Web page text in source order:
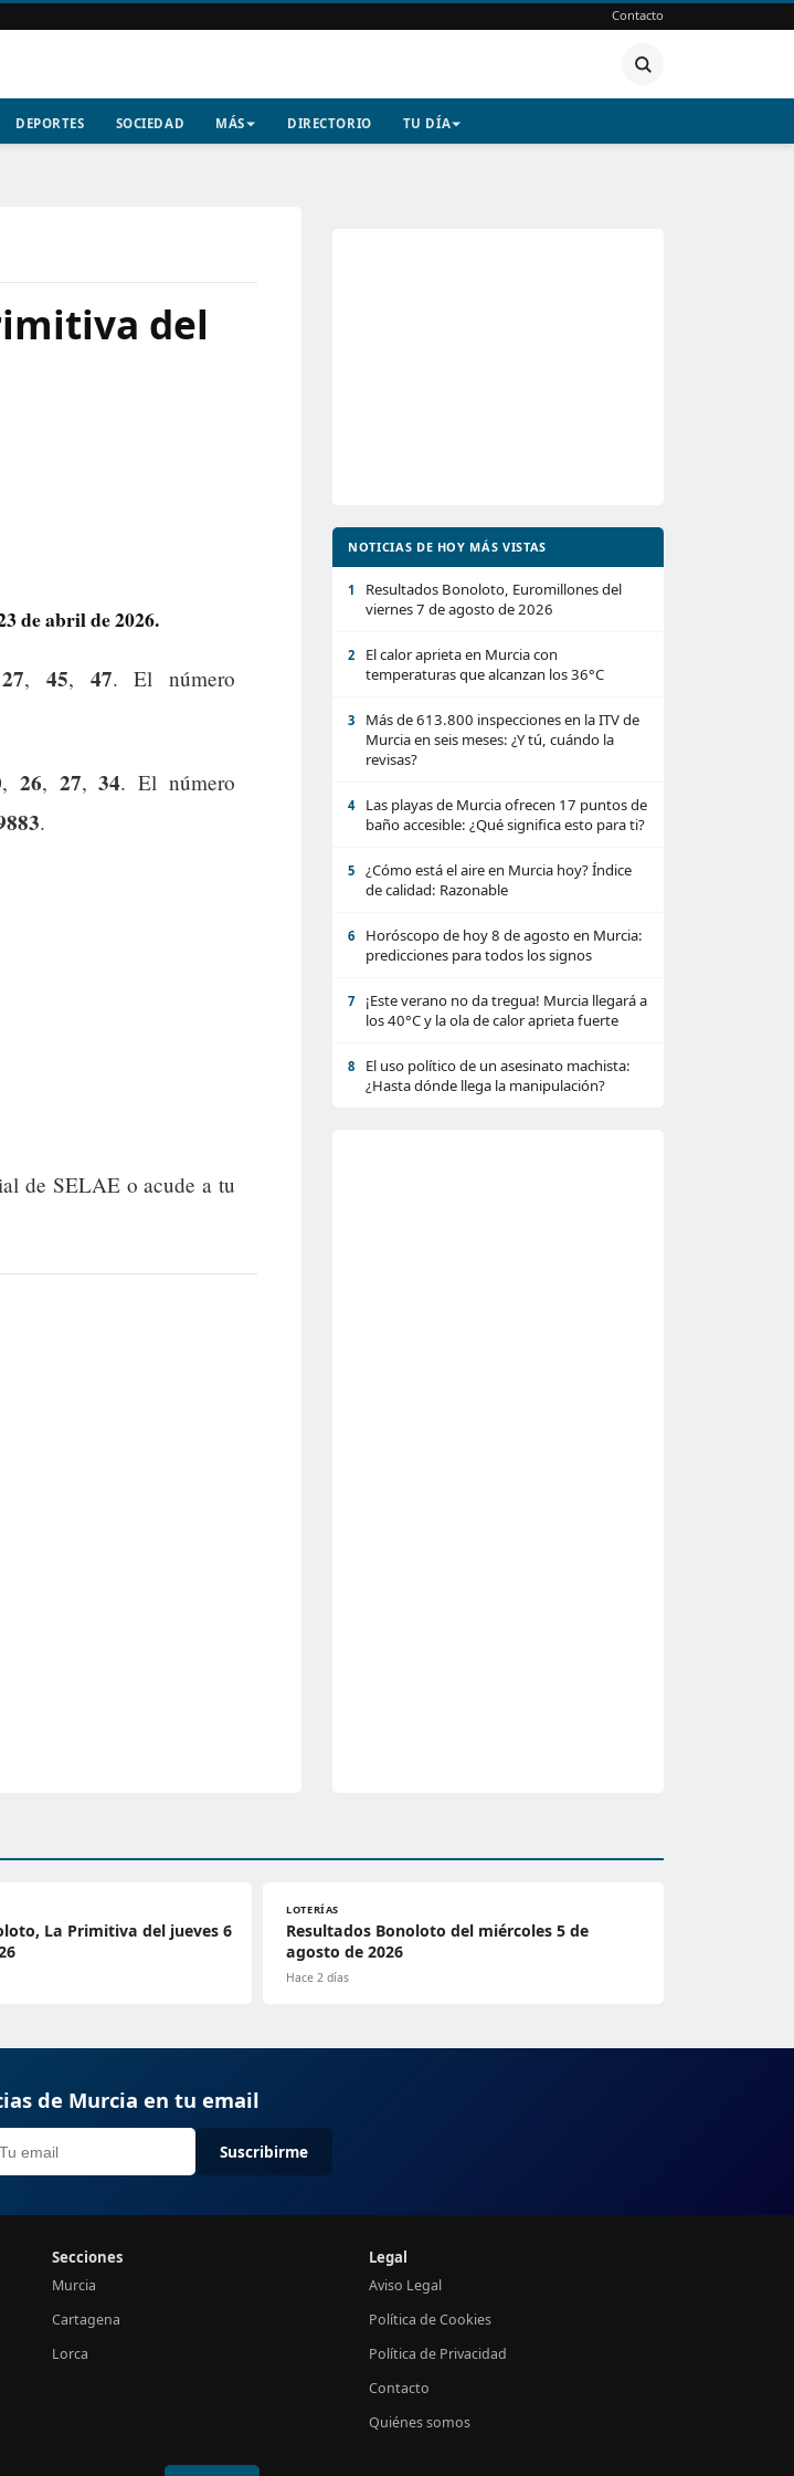
Contacto
DEPORTES SOCIEDAD MÁS DIRECTORIO TU DÍA
del
de abril de 2026.
27, 45, 47. El número
, 26, 27,34. El número
.
de SELAE o acude a tu
NOTICIAS DE HOY MÁS VISTAS
1
Resultados Bonoloto, Euromillones del
viernes 7 de agosto de 2026
2
El calor aprieta en Murcia con
temperaturas que alcanzan los 36°C
3
Más de 613.800 inspecciones en la ITV de
Murcia en seis meses: ¿Y tú, cuándo la
revisas?
4
Las playas de Murcia ofrecen 17 puntos de
baño accesible: ¿Qué significa esto para ti?
5
¿Cómo está el aire en Murcia hoy? Índice
de calidad: Razonable
6
Horóscopo de hoy 8 de agosto en Murcia:
predicciones para todos los signos
7
¡Este verano no da tregua! Murcia llegará a
los 40°C y la ola de calor aprieta fuerte
8
El uso político de un asesinato machista:
¿Hasta dónde llega la manipulación?
La Primitiva del jueves 6
LOTERÍAS
Resultados Bonoloto del miércoles 5 de
agosto de 2026
Hace 2 días
de Murcia en tu email
Suscribirme
Secciones
Murcia
Cartagena
Lorca
Legal
Aviso Legal
Política de Cookies
Política de Privacidad
Contacto
Quiénes somos